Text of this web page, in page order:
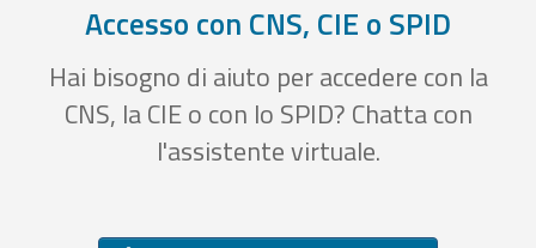
Accesso con CNS, CIE o SPID
Hai bisogno di aiuto per accedere con la
CNS, la CIE o con lo SPID? Chatta con
l'assistente virtuale.